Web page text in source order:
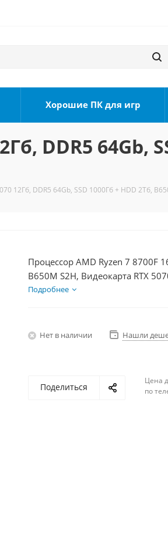
Хорошие ПК для игр
DDR5 64Gb,
12Гб, DDR5 64Gb, SSD 1000Гб + HDD 2Тб,
Процессор AMD Ryzen 7 8700F
B650M S2H, Видеокарта RTX
HDD 2Тб, БП 750Вт
Подробнее
Нет в наличии Нашли
Поделиться
Цена
по